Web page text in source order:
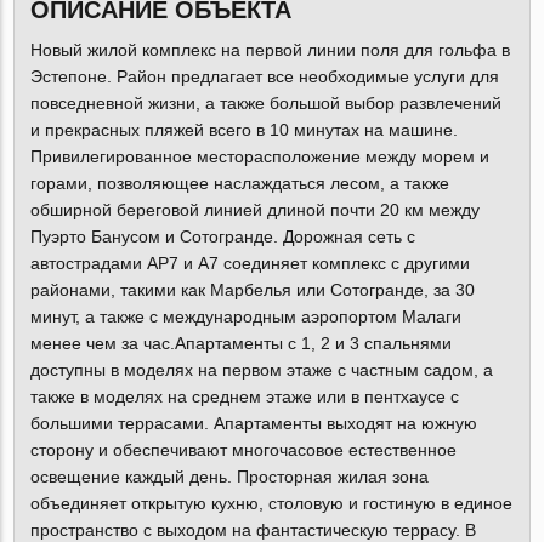
ОПИСАНИЕ ОБЪЕКТА
Новый жилой комплекс на первой линии поля для гольфа в
Эстепоне. Район предлагает все необходимые услуги для
повседневной жизни, а также большой выбор развлечений
и прекрасных пляжей всего в 10 минутах на машине.
Привилегированное месторасположение между морем и
горами, позволяющее наслаждаться лесом, а также
обширной береговой линией длиной почти 20 км между
Пуэрто Банусом и Сотогранде. Дорожная сеть с
автострадами AP7 и A7 соединяет комплекс с другими
районами, такими как Марбелья или Сотогранде, за 30
минут, а также с международным аэропортом Малаги
менее чем за час.Апартаменты с 1, 2 и 3 спальнями
доступны в моделях на первом этаже с частным садом, а
также в моделях на среднем этаже или в пентхаусе с
большими террасами. Апартаменты выходят на южную
сторону и обеспечивают многочасовое естественное
освещение каждый день. Просторная жилая зона
объединяет открытую кухню, столовую и гостиную в единое
пространство с выходом на фантастическую террасу. В